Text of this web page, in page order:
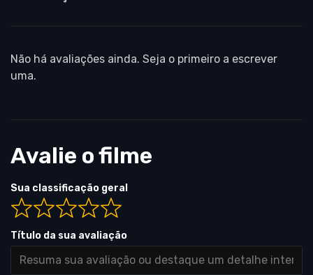
Não há avaliações ainda. Seja o primeiro a escrever
uma.
Avalie o filme
Sua classificação geral
Título da sua avaliação